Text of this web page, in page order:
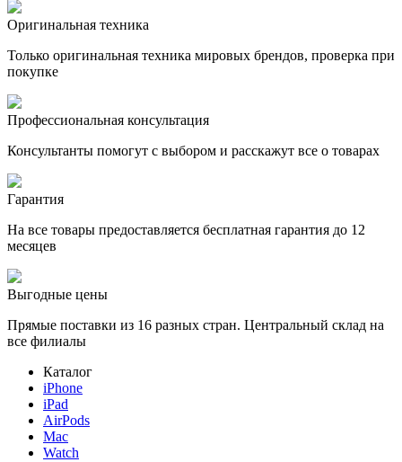
Оригинальная техника
Только оригинальная техника мировых брендов, проверка при
покупке
Профессиональная консультация
Консультанты помогут с выбором и расскажут все о товарах
Гарантия
На все товары предоставляется бесплатная гарантия до 12
месяцев
Выгодные цены
Прямые поставки из 16 разных стран. Центральный склад на
все филиалы
Каталог
iPhone
iPad
AirPods
Mac
Watch